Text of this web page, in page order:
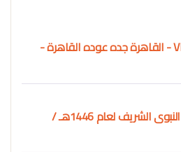
رحلة عمرة VIP - القاهرة جده عوده القاهرة -
عمره المولد النبوى الشريف لعام 1446هـ /